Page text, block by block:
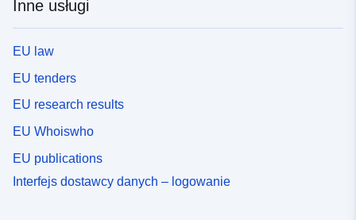
Inne usługi
EU law
EU tenders
EU research results
EU Whoiswho
EU publications
Interfejs dostawcy danych – logowanie